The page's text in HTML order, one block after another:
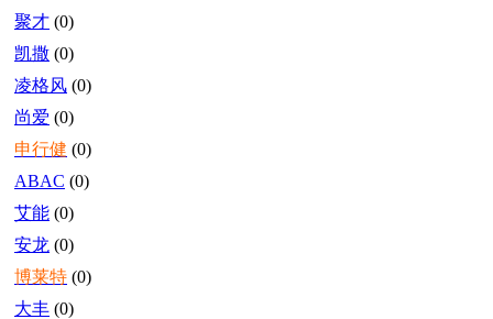
聚才 (0)
凯撒 (0)
凌格风 (0)
尚爱 (0)
申行健 (0)
ABAC (0)
艾能 (0)
安龙 (0)
博莱特 (0)
大丰 (0)